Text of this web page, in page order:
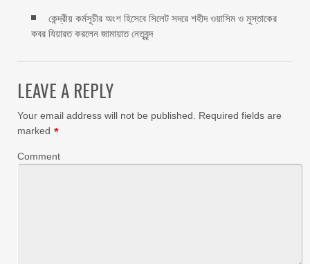
কেন্দ্রীয় কর্মসূচীর অংশ হিসেবে সিলেট সদরে শহীদ ওয়াসিম ও মুস্তাকের
কবর যিয়ারত করলেন জামায়াত নেতৃবৃন্দ ‎
LEAVE A REPLY
Your email address will not be published.
Required fields are
marked *
Comment